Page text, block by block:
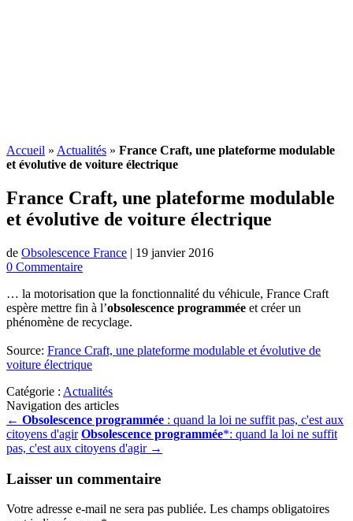
Accueil » Actualités » France Craft, une plateforme modulable
et évolutive de voiture électrique
France Craft, une plateforme modulable
et évolutive de voiture électrique
de Obsolescence France | 19 janvier 2016
0 Commentaire
… la motorisation que la fonctionnalité du véhicule, France Craft
espère mettre fin à l’obsolescence programmée et créer un
phénomène de recyclage.
Source: France Craft, une plateforme modulable et évolutive de
voiture électrique
Catégorie : Actualités
Navigation des articles
← Obsolescence programmée : quand la loi ne suffit pas, c'est aux
citoyens d'agir Obsolescence programmée*: quand la loi ne suffit
pas, c'est aux citoyens d'agir →
Laisser un commentaire
Votre adresse e-mail ne sera pas publiée. Les champs obligatoires